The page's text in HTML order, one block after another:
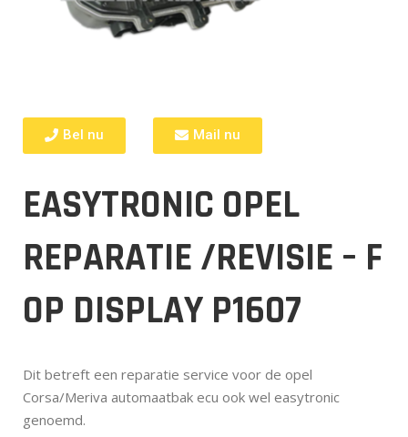
Bel nu Mail nu
EASYTRONIC OPEL
REPARATIE /REVISIE – F
OP DISPLAY P1607
Dit betreft een reparatie service voor de opel
Corsa/Meriva automaatbak ecu ook wel easytronic
genoemd.